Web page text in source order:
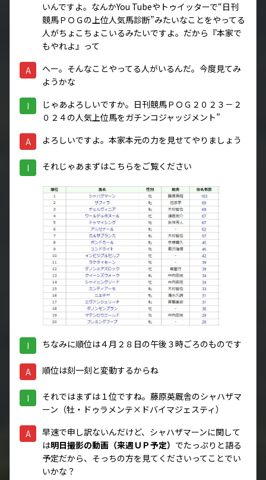
いんですよ。なんかYou Tubeやトゥイッターで“日刊
競馬ＰＯＧの上位人気馬診断”みたいなことをやってる
人がちょこちょこいるみたいですよ。だから『本家で
もやれよ』って
A
へー。そんなことやってる人がいるんだ。今度見てみ
ようかな
I
じゃあよろしいですか。日刊競馬ＰＯＧ２０２３－２
０２４の人気上位馬をガチンコジャッジメント”
A よろしいですよ。本家本元の力を見せてやりましょう
I それじゃあまずはこちらをご覧ください
I ちなみに順位は４月２８日の午後３時ごろのものです
A 順位は刻一刻と変動するからね
I
それではまずは１位ですね。藤原英厩舎のシャハザマ
ーン（牡・ドゥラメンテ×ドバイマジェスティ）
A
早速で申し訳ないんだけど、シャハザマーンに関して
は明日撮影の動画（来週ＵＰ予定） でたっぷりと語る
予定だから、そっちの方を見てくださいってことでい
いかな？